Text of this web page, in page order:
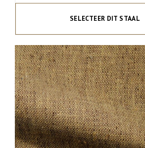
SELECTEER DIT STAAL